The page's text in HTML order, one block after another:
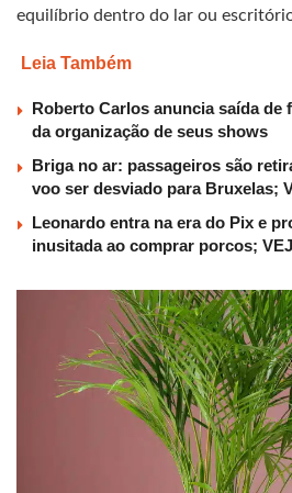
equilíbrio dentro do lar ou
Leia Também
Roberto Carlos anuncia saída de
da organização de seus shows
Briga no ar: passageiros são
voo ser desviado para Bruxelas;
Leonardo entra na era do Pix e
inusitada ao comprar porcos;